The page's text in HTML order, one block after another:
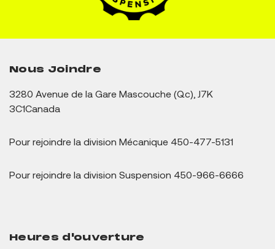
Nous Joindre
3280 Avenue de la Gare Mascouche (Qc), J7K
3C1Canada
Pour rejoindre la division Mécanique 450-477-5131
Pour rejoindre la division Suspension 450-966-6666
Heures d'ouverture